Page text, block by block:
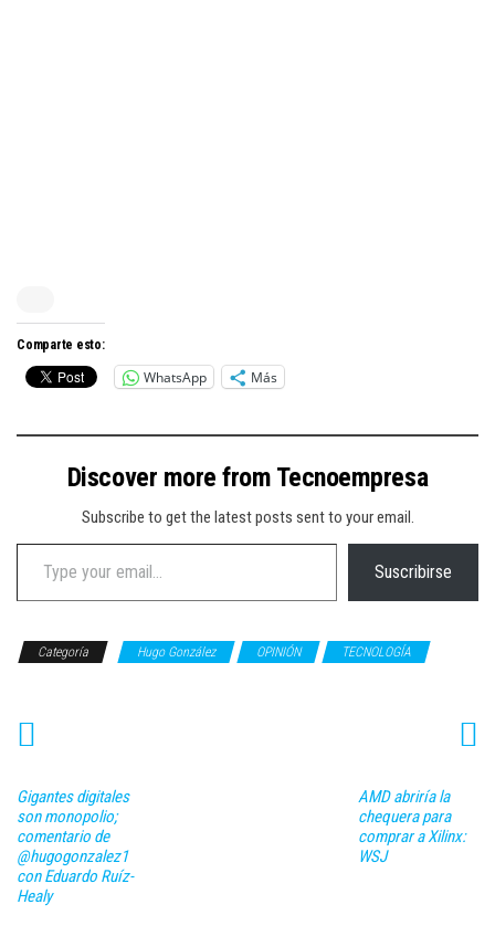
Comparte esto:
WhatsApp Más
Discover more from Tecnoempresa
Subscribe to get the latest posts sent to your email.
Type your email…
Suscribirse
Categoría Hugo González OPINIÓN TECNOLOGÍA
Gigantes digitales
son monopolio;
comentario de
@hugogonzalez1
con Eduardo Ruíz-
Healy
AMD abriría la
chequera para
comprar a Xilinx:
WSJ